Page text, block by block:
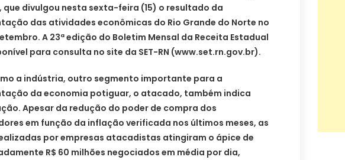
que divulgou nesta sexta-feira (15) o resultado da
das atividades econômicas do Rio Grande do Norte no
A 23ª edição do Boletim Mensal da Receita Estadual
para consulta no site da SET-RN (www.set.rn.gov.br).
a indústria, outro segmento importante para a
da economia potiguar, o atacado, também indica
Apesar da redução do poder de compra dos
em função da inflação verificada nos últimos meses, as
por empresas atacadistas atingiram o ápice de
R$ 60 milhões negociados em média por dia,